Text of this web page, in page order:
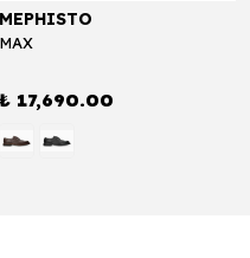
MEPHISTO
MAX
₺ 17,690.00